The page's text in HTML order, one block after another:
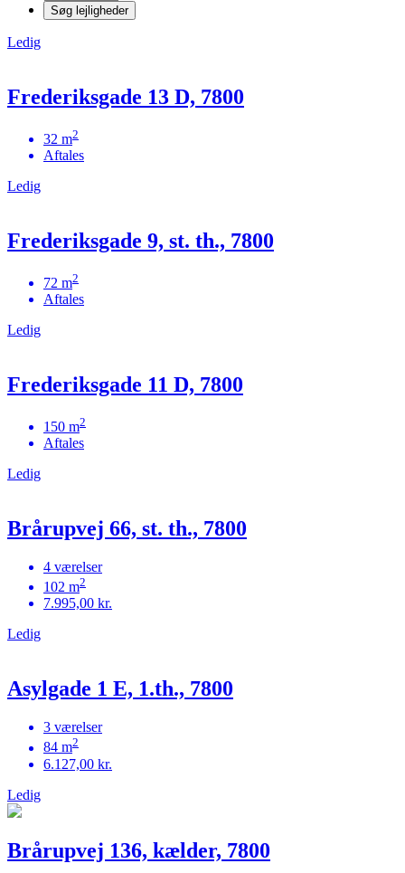
Ledig
Frederiksgade 13 D, 7800
32 m2
Aftales
Ledig
Frederiksgade 9, st. th., 7800
72 m2
Aftales
Ledig
Frederiksgade 11 D, 7800
150 m2
Aftales
Ledig
Brårupvej 66, st. th., 7800
4 værelser
102 m2
7.995,00 kr.
Ledig
Asylgade 1 E, 1.th., 7800
3 værelser
84 m2
6.127,00 kr.
Ledig
Brårupvej 136, kælder, 7800